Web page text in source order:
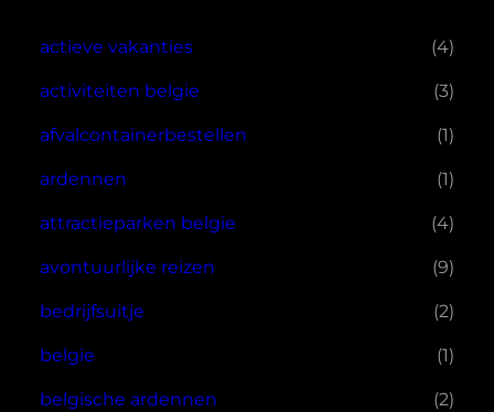
actieve vakanties (4)
activiteiten belgie (3)
afvalcontainerbestellen (1)
ardennen (1)
attractieparken belgie (4)
avontuurlijke reizen (9)
bedrijfsuitje (2)
belgie (1)
belgische ardennen (2)